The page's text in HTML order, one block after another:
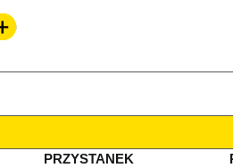
PRZYSTANEK